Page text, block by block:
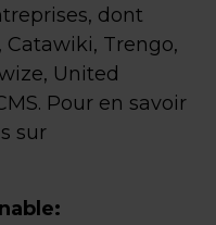
dont
Catawiki, Trengo,
United
Pour en savoir
sur